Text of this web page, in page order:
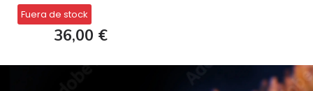
Fuera de stock
36,00 €